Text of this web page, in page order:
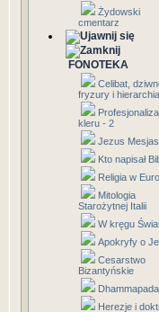
Żydowski
cmentarz
FONOTEKA
Celibat,
fryzury i hierarchia
kleru - 2
Jezus
Kto napisał
Religia w
Mitologia
Starożytnej Italii
W kręgu
Apokryfy o
Cesarstwo
Bizantyńskie
Dhammapada
Herezje i